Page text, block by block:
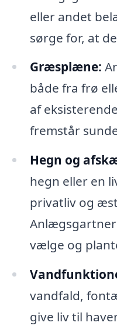
eller andet
sørge for, at
Græsplæne:
både fra frø
af
fremstår
Hegn og
hegn eller en
privatliv og
vælge og
vandfald,
give liv til